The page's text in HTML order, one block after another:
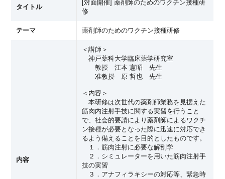
タイトル
[対面開催] 薬剤師のためのワクチン接種研
修
テーマ 薬剤師のためのワクチン接種研修
内容
＜講師＞
神戸薬科大学臨床薬学研究室
教授 江本 憲昭 先生
准教授 原 哲也 先生
＜内容＞
本研修は次世代の薬剤師業務を見据えた
筋肉内注射手技に関する実習を行うこと
で、社会的要請により薬剤師によるワクチ
ン接種が必要となった際に迅速に対応でき
るよう備えることを目的としたものです。
１．筋肉注射に必要な解剖学
２．シミュレーターを用いた筋肉注射手
技の実習
３．アナフィラキシーの対応等、緊急時